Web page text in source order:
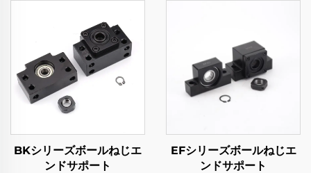
BKシリーズボールねじエ
ンドサポート
EFシリーズボールねじエ
ンドサポート